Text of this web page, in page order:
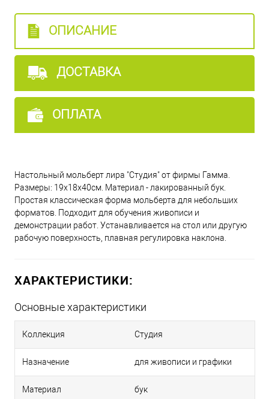
ОПИСАНИЕ
ДОСТАВКА
ОПЛАТА
Настольный мольберт лира "Студия" от фирмы Гамма.
Размеры: 19x18x40см. Материал - лакированный бук.
Простая классическая форма мольберта для небольших
форматов. Подходит для обучения живописи и
демонстрации работ. Устанавливается на стол или другую
рабочую поверхность, плавная регулировка наклона.
ХАРАКТЕРИСТИКИ:
Основные характеристики
Коллекция Студия
Назначение для живописи и графики
Материал бук